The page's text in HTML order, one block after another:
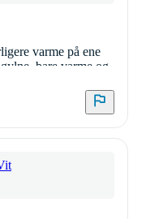
varme på ene
bare varme og